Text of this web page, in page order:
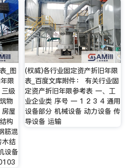
_图
限
级
物
屋
构
筋混
木结
设备
(权威)各行业固定资产折旧年限
表_百度文库附件： 有关行业固
定资产折旧年限参考表 一、工
业企业类 序号 一 1 2 3 4 通用
设备部分 机械设备 动力设备 传
导设备 运输